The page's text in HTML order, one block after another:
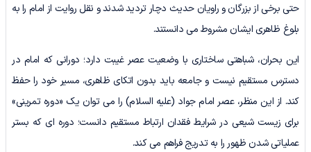
حتی برخی از بزرگان و راویان حدیث دچار تردید شدند و نقل روایت از امام را به
بلوغ ظاهری ایشان مشروط می دانستند.
این بحران، شباهتی ساختاری با وضعیت عصر غیبت دارد؛ دورانی که امام در
دسترس مستقیم نیست و جامعه باید بدون اتکای ظاهری، مسیر خود را حفظ
کند. از این منظر، عصر امام جواد (علیه السلام) را می توان یک «دوره تمرینی»
برای زیست شیعی در شرایط فقدان ارتباط مستقیم دانست؛ دوره ای که بستر
عملیاتی شدن ظهور را به تدریج فراهم می کند.